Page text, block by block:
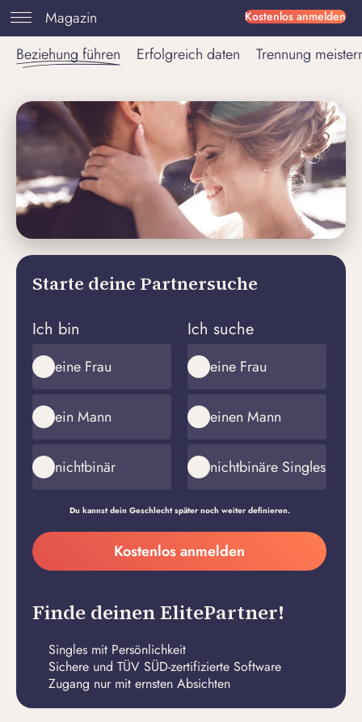
Kostenlos anmelden
Magazin
Beziehung führen
Erfolgreich daten Trennung
Starte deine Partnersuche
Ich bin
eine Frau
ein Mann
nichtbinär
Ich suche
eine Frau
einen Mann
nichtbinäre Singles
Du kannst dein Geschlecht später noch weiter definieren.
Meine
E-
Adresse
erstellen
Kostenlos anmelden
Finde deinen ElitePartner!
Singles mit Persönlichkeit
Sichere und TÜV SÜD-zertifizierte Software
Zugang nur mit ernsten Absichten